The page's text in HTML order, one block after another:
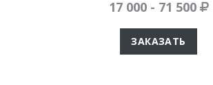
17 000 - 71 500
ЗАКАЗАТЬ